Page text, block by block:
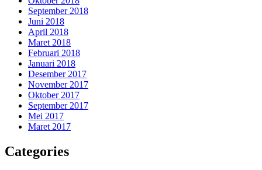
September 2018
Juni 2018
April 2018
Maret 2018
Februari 2018
Januari 2018
Desember 2017
November 2017
Oktober 2017
September 2017
Mei 2017
Maret 2017
Categories